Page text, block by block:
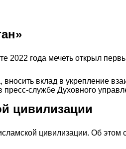
2022 года мечеть открыл
вклад в укрепление
службе Духовного
цивилизации
цивилизации. Об этом